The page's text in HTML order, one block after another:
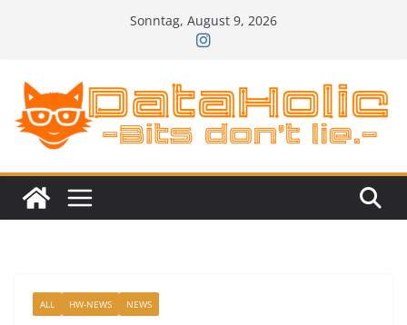
Sonntag, August 9, 2026
ALL HW-NEWS NEWS